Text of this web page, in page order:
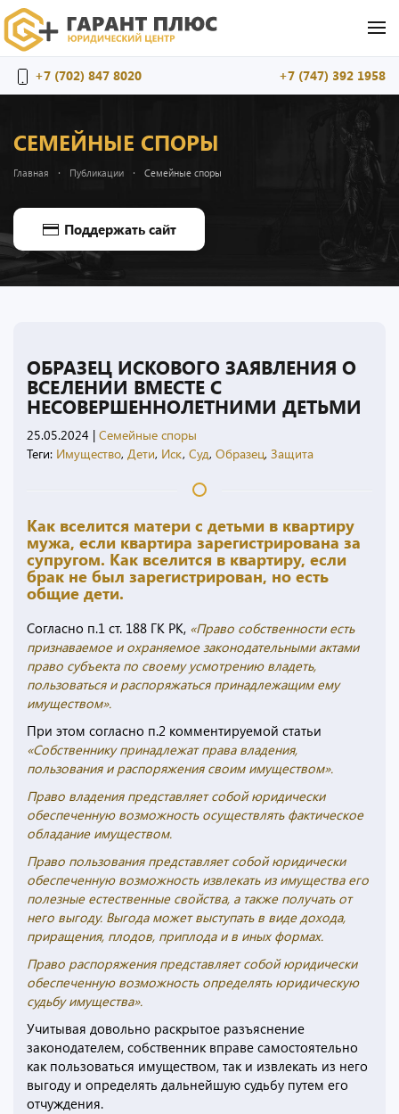
+7 (702) 847 8020 +7 (747) 392 1958
СЕМЕЙНЫЕ СПОРЫ
Главная Публикации Семейные споры
Поддержать сайт
ОБРАЗЕЦ ИСКОВОГО ЗАЯВЛЕНИЯ О
ВСЕЛЕНИИ ВМЕСТЕ С
НЕСОВЕРШЕННОЛЕТНИМИ ДЕТЬМИ
25.05.2024 | Семейные споры
Теги: Имущество, Дети, Иск, Суд, Образец, Защита
Как вселится матери с детьми в квартиру
мужа, если квартира зарегистрирована за
супругом. Как вселится в квартиру, если
брак не был зарегистрирован, но есть
общие дети.
Согласно п.1 ст. 188 ГК РК, «Право собственности есть
признаваемое и охраняемое законодательными актами
право субъекта по своему усмотрению владеть,
пользоваться и распоряжаться принадлежащим ему
имуществом».
При этом согласно п.2 комментируемой статьи
«Собственнику принадлежат права владения,
пользования и распоряжения своим имуществом».
Право владения представляет собой юридически
обеспеченную возможность осуществлять фактическое
обладание имуществом.
Право пользования представляет собой юридически
обеспеченную возможность извлекать из имущества его
полезные естественные свойства, а также получать от
него выгоду. Выгода может выступать в виде дохода,
приращения, плодов, приплода и в иных формах.
Право распоряжения представляет собой юридически
обеспеченную возможность определять юридическую
судьбу имущества».
Учитывая довольно раскрытое разъяснение
законодателем, собственник вправе самостоятельно
как пользоваться имуществом, так и извлекать из него
выгоду и определять дальнейшую судьбу путем его
отчуждения.